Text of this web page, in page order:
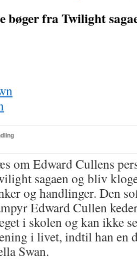
bøger fra Twilight
om Edward Cullens
sagaen og bliv
og handlinger. Den
Edward Cullen
i skolen og kan ikke
i livet, indtil han en
Swan.